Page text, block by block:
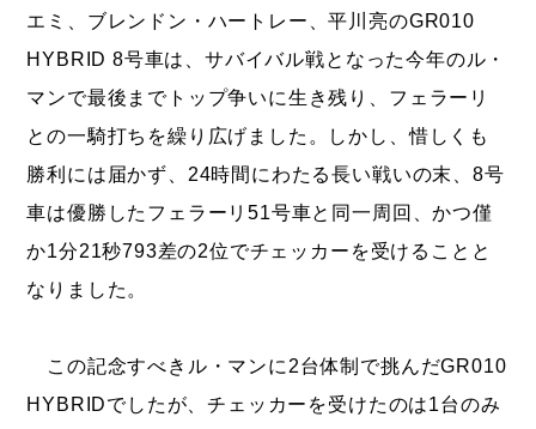
エミ、ブレンドン・ハートレー、平川亮のGR010
HYBRID 8号車は、サバイバル戦となった今年のル・
マンで最後までトップ争いに生き残り、フェラーリ
との一騎打ちを繰り広げました。しかし、惜しくも
勝利には届かず、24時間にわたる長い戦いの末、8号
車は優勝したフェラーリ51号車と同一周回、かつ僅
か1分21秒793差の2位でチェッカーを受けることと
なりました。
この記念すべきル・マンに2台体制で挑んだGR010
HYBRIDでしたが、チェッカーを受けたのは1台のみ